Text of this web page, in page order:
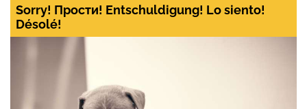
Sorry! Прости! Entschuldigung! Lo siento!
Désolé!